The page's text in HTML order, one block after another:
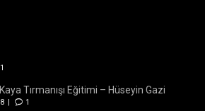
1
Tırmanışı Eğitimi – Hüseyin Gazi
| 1